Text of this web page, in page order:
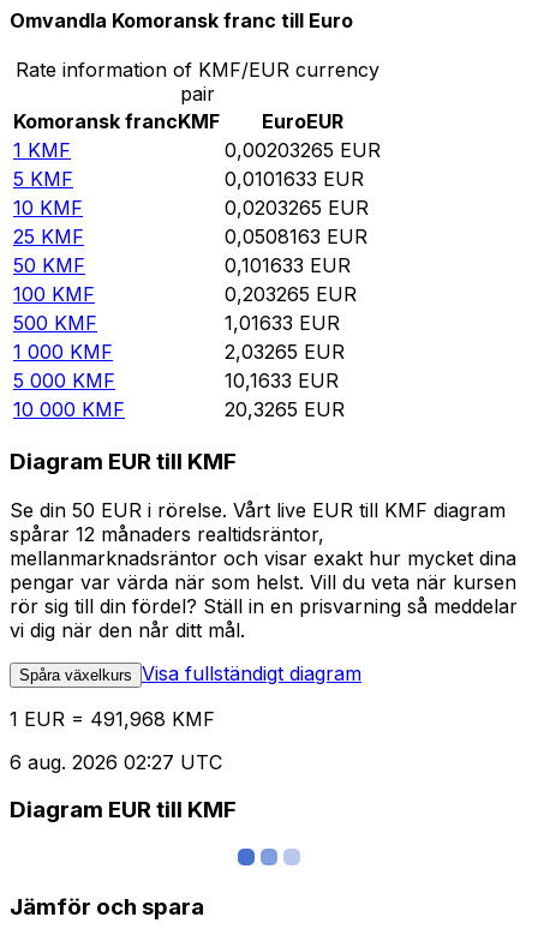
Omvandla Komoransk franc till Euro
Rate information of KMF/EUR currency
pair
Komoransk francKMF EuroEUR
1 KMF 0,00203265 EUR
5 KMF 0,0101633 EUR
10 KMF 0,0203265 EUR
25 KMF 0,0508163 EUR
50 KMF 0,101633 EUR
100 KMF 0,203265 EUR
500 KMF 1,01633 EUR
1 000 KMF 2,03265 EUR
5 000 KMF 10,1633 EUR
10 000 KMF 20,3265 EUR
Diagram EUR till KMF
Se din 50 EUR i rörelse. Vårt live EUR till KMF diagram
spårar 12 månaders realtidsräntor,
mellanmarknadsräntor och visar exakt hur mycket dina
pengar var värda när som helst. Vill du veta när kursen
rör sig till din fördel? Ställ in en prisvarning så meddelar
vi dig när den når ditt mål.
Spåra växelkurs Visa fullständigt diagram
1 EUR = 491,968 KMF
6 aug. 2026 02:27 UTC
Diagram EUR till KMF
Jämför och spara